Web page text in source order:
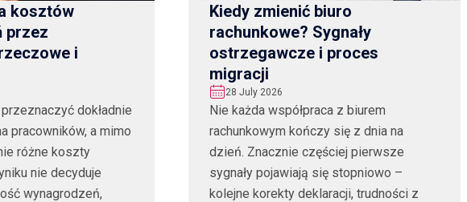
kosztów
przez
i
dokładnie
pracowników, a mimo
różne koszty
nie decyduje
wynagrodzeń,
Kiedy zmienić biuro
rachunkowe? Sygnały
ostrzegawcze i proces
migracji
28 July 2026
Nie każda współpraca z biurem
rachunkowym kończy się z dnia na
dzień. Znacznie częściej pierwsze
sygnały pojawiają się stopniowo –
kolejne korekty deklaracji, trudności z